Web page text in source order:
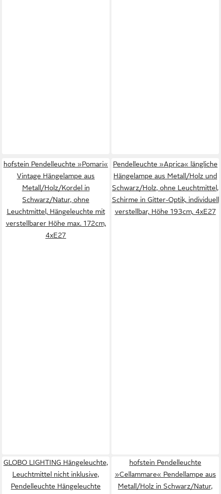
hofstein Pendelleuchte »Pomari«
Vintage Hängelampe aus
Metall/Holz/Kordel in
Schwarz/Natur, ohne
Leuchtmittel, Hängeleuchte mit
verstellbarer Höhe max. 172cm,
4xE27
Pendelleuchte »Aprica« längliche
Hängelampe aus Metall/Holz und
Schwarz/Holz, ohne Leuchtmittel,
Schirme in Gitter-Optik, individuell
verstellbar, Höhe 193cm, 4xE27
GLOBO LIGHTING Hängeleuchte,
Leuchtmittel nicht inklusive,
Pendelleuchte Hängeleuchte
hofstein Pendelleuchte
»Cellammare« Pendellampe aus
Metall/Holz in Schwarz/Natur,